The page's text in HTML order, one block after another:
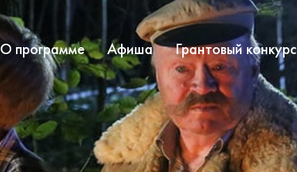
О программе Афиша Грантовый конкурс